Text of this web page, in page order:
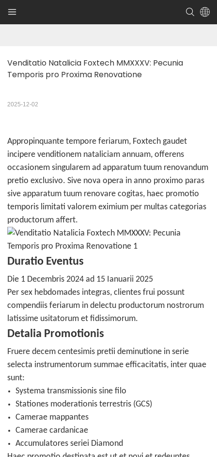
Venditatio Natalicia Foxtech MMXXXV: Pecunia
Temporis pro Proxima Renovatione
2025-12-02
Appropinquante tempore feriarum, Foxtech gaudet
incipere venditionem nataliciam annuam, offerens
occasionem singularem ad apparatum tuum renovandum
pretio exclusivo. Sive nova opera in anno proximo paras
sive apparatum tuum renovare cogitas, haec promotio
temporis limitati valorem eximium per multas categorias
productorum affert.
Duratio Eventus
Die 1 Decembris 2024 ad 15 Ianuarii 2025
Per sex hebdomades integras, clientes frui possunt
compendiis feriarum in delectu productorum nostrorum
latissime usitatorum et fidissimorum.
Detalia Promotionis
Fruere decem centesimis pretii deminutione in serie
selecta instrumentorum summae efficacitatis, inter quae
sunt:
Systema transmissionis sine filo
Stationes moderationis terrestris (GCS)
Camerae mappantes
Camerae cardanicae
Accumulatores seriei Diamond